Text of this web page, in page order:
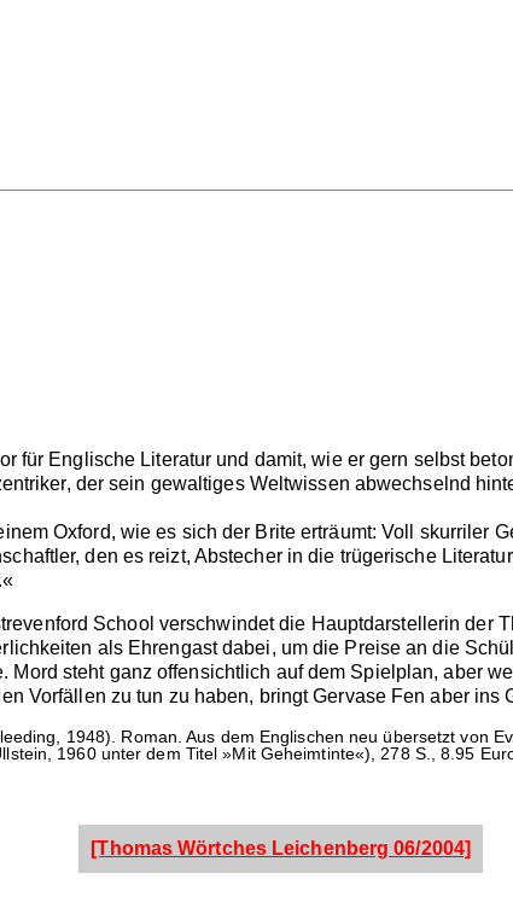
für Englische Literatur und damit, wie er gern selbst
der sein gewaltiges Weltwissen abwechselnd
Oxford, wie es sich der Brite erträumt: Voll skurriler
den es reizt, Abstecher in die trügerische
School verschwindet die Hauptdarstellerin der
als Ehrengast dabei, um die Preise an die
steht ganz offensichtlich auf dem Spielplan, aber
Vorfällen zu tun zu haben, bringt Gervase Fen aber ins
1948). Roman. Aus dem Englischen neu übersetzt von
1960 unter dem Titel »Mit Geheimtinte«), 278 S., 8.95
[Thomas Wörtches Leichenberg 06/2004]